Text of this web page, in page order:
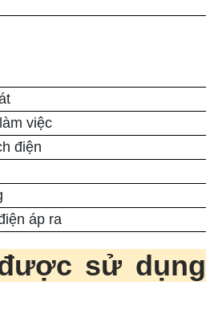
việc
điện
áp ra
sử dụng